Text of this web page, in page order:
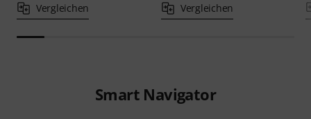
Vergleichen Vergleichen
Smart Navigator